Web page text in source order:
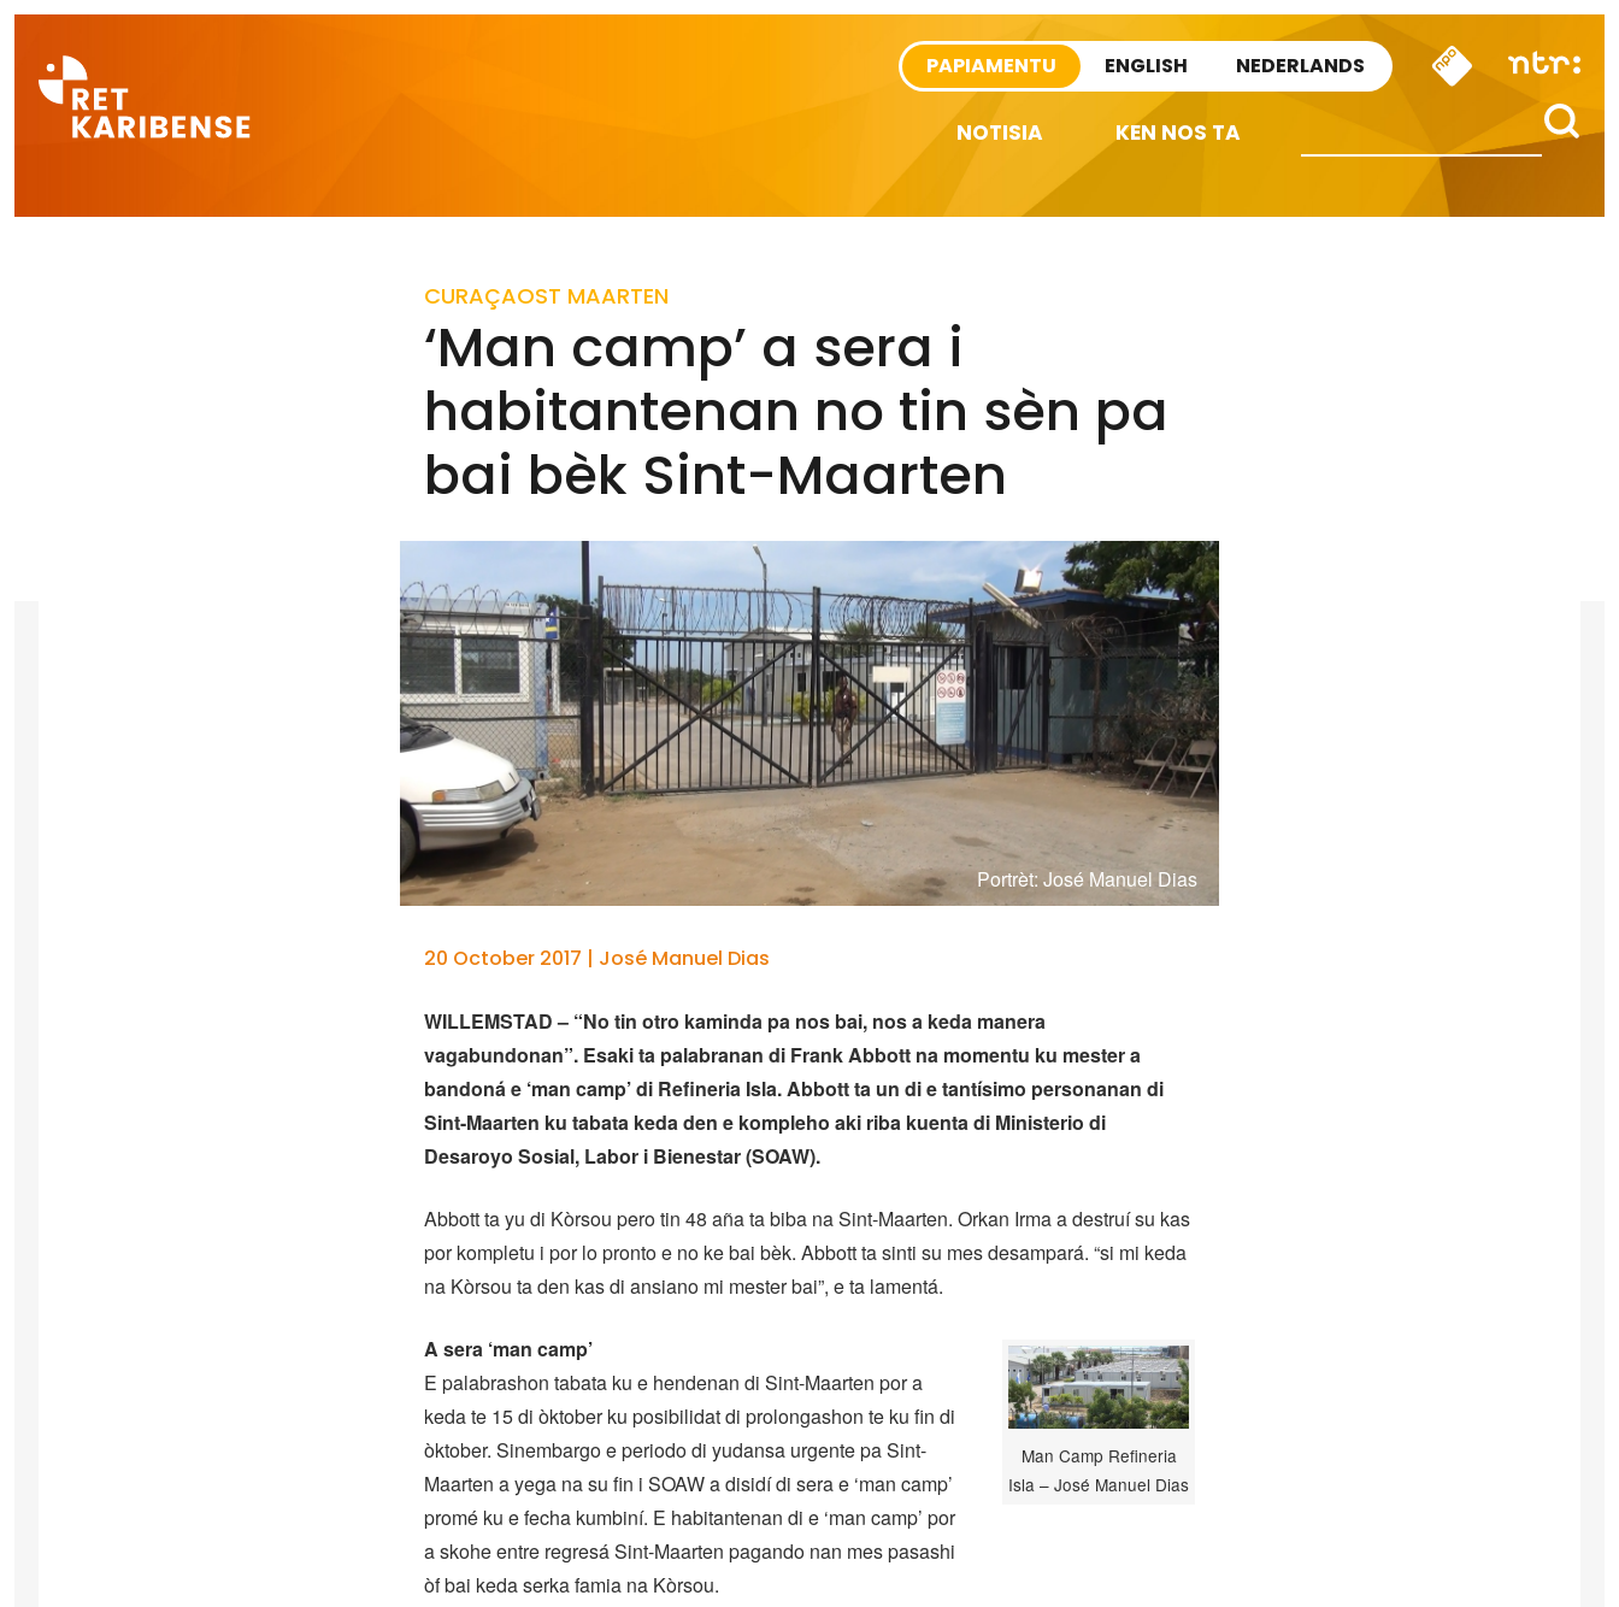
PAPIAMENTU ENGLISH NEDERLANDS
NOTISIA KEN NOS TA
CURAÇAOST MAARTEN
‘Man camp’ a sera i
habitantenan no tin sèn pa
bai bèk Sint-Maarten
Portrèt: José Manuel Dias
20 October 2017 | José Manuel Dias
WILLEMSTAD – “No tin otro kaminda pa nos bai, nos a keda manera
vagabundonan”. Esaki ta palabranan di Frank Abbott na momentu ku mester a
bandoná e ‘man camp’ di Refineria Isla. Abbott ta un di e tantísimo personanan di
Sint-Maarten ku tabata keda den e kompleho aki riba kuenta di Ministerio di
Desaroyo Sosial, Labor i Bienestar (SOAW).
Abbott ta yu di Kòrsou pero tin 48 aña ta biba na Sint-Maarten. Orkan Irma a destruí su kas
por kompletu i por lo pronto e no ke bai bèk. Abbott ta sinti su mes desampará. “si mi keda
na Kòrsou ta den kas di ansiano mi mester bai”, e ta lamentá.
Man Camp Refineria
Isla – José Manuel Dias
A sera ‘man camp’
E palabrashon tabata ku e hendenan di Sint-Maarten por a
keda te 15 di òktober ku posibilidat di prolongashon te ku fin di
òktober. Sinembargo e periodo di yudansa urgente pa Sint-
Maarten a yega na su fin i SOAW a disidí di sera e ‘man camp’
promé ku e fecha kumbiní. E habitantenan di e ‘man camp’ por
a skohe entre regresá Sint-Maarten pagando nan mes pasashi
òf bai keda serka famia na Kòrsou.